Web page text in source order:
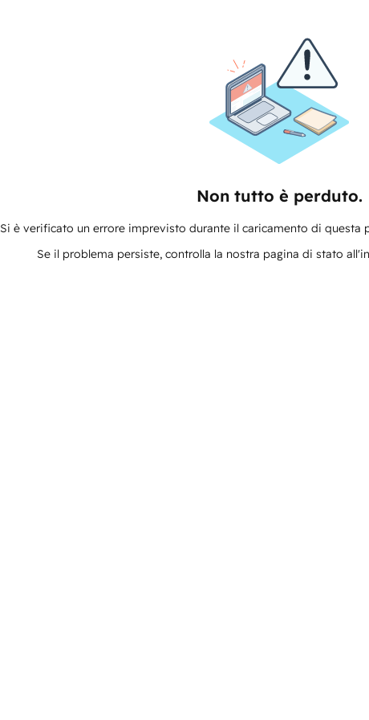
Non tutto è perduto.
Si è verificato un errore imprevisto durante il caricamento di questa
Se il problema persiste, controlla la nostra pagina di stato